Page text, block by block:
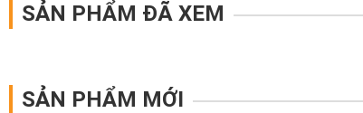
SẢN PHẨM ĐÃ XEM
SẢN PHẨM MỚI